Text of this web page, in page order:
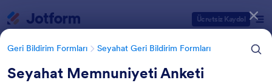
Ücretsiz Kaydol
Geri Bildirim Formları Seyahat Geri Bildirim Formları
Seyahat Memnuniyeti Anketi